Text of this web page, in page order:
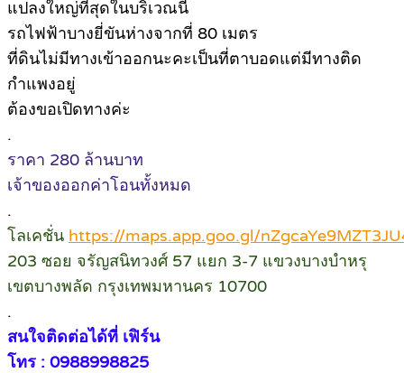
แปลงใหญ่ที่สุดในบริเวณนี้
รถไฟฟ้าบางยี่ขันห่างจากที่ 80 เมตร
ที่ดินไม่มีทางเข้าออกนะคะเป็นที่ตาบอดแต่มีทางติด
กำแพงอยู่
ต้องขอเปิดทางค่ะ
.
ราคา 280 ล้านบาท
เจ้าของออกค่าโอนทั้งหมด
.
โลเคชั่น https://maps.app.goo.gl/
203 ซอย จรัญสนิทวงศ์ 57 แยก 3-7 แขวงบางบำหรุ
เขตบางพลัด กรุงเทพมหานคร 10700
.
สนใจติดต่อได้ที่ เฟิร์น
โทร : 0988998825